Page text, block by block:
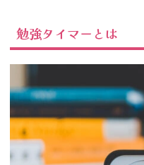
つけて勉強
できる
− 無駄な休
る
04. 勉強タイマー
の種類
勉強タイマーとは